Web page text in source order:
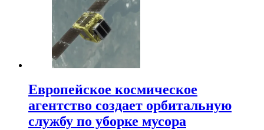
Европейское космическое
агентство создает орбитальную
службу по уборке мусора